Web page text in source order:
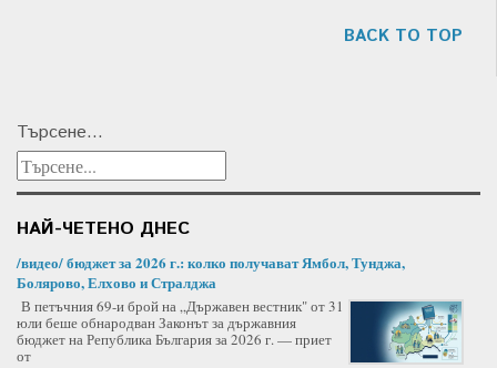
BACK TO TOP
Търсене...
НАЙ-ЧЕТЕНО ДНЕС
/видео/ бюджет за 2026 г.: колко получават Ямбол, Тунджа,
Болярово, Елхово и Стралджа
В петъчния 69-и брой на „Държавен вестник" от 31
юли беше обнародван Законът за държавния
бюджет на Република България за 2026 г. — приет
от